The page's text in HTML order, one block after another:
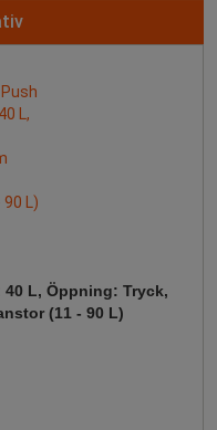
L, Öppning: Tryck,
(11 - 90 L)